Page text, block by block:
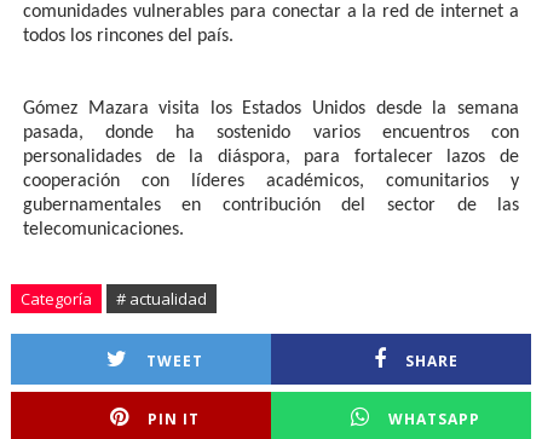
comunidades vulnerables para conectar a la red de internet a
todos los rincones del país.
Gómez Mazara visita los Estados Unidos desde la semana
pasada, donde ha sostenido varios encuentros con
personalidades de la diáspora, para fortalecer lazos de
cooperación con líderes académicos, comunitarios y
gubernamentales en contribución del sector de las
telecomunicaciones.
Categoría # actualidad
TWEET SHARE
PIN IT WHATSAPP